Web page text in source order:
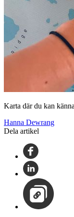
Karta där du kan
Hanna Dewrang
Dela artikel